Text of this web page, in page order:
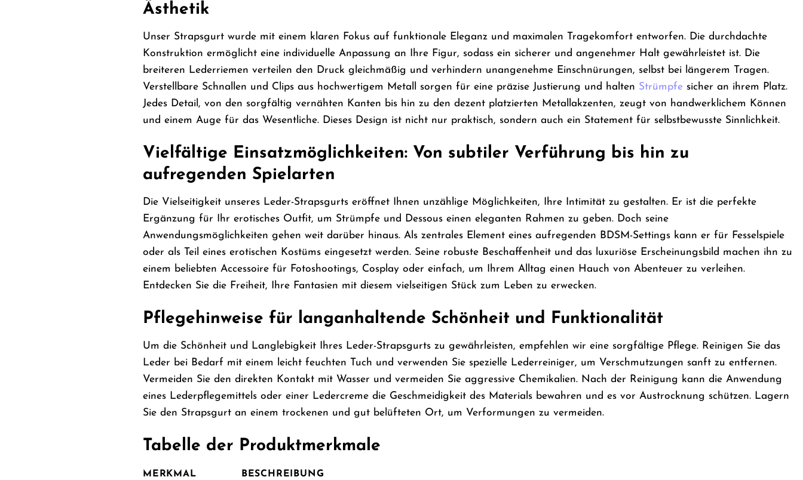
Ästhetik
Unser Strapsgurt wurde mit einem klaren Fokus auf funktionale Eleganz und maximalen Tragekomfort entworfen. Die durchdachte
Konstruktion ermöglicht eine individuelle Anpassung an Ihre Figur, sodass ein sicherer und angenehmer Halt gewährleistet ist. Die
breiteren Lederriemen verteilen den Druck gleichmäßig und verhindern unangenehme Einschnürungen, selbst bei längerem Tragen.
Verstellbare Schnallen und Clips aus hochwertigem Metall sorgen für eine präzise Justierung und halten Strümpfe sicher an ihrem Platz.
Jedes Detail, von den sorgfältig vernähten Kanten bis hin zu den dezent platzierten Metallakzenten, zeugt von handwerklichem Können
und einem Auge für das Wesentliche. Dieses Design ist nicht nur praktisch, sondern auch ein Statement für selbstbewusste Sinnlichkeit.
Vielfältige Einsatzmöglichkeiten: Von subtiler Verführung bis hin zu
aufregenden Spielarten
Die Vielseitigkeit unseres Leder-Strapsgurts eröffnet Ihnen unzählige Möglichkeiten, Ihre Intimität zu gestalten. Er ist die perfekte
Ergänzung für Ihr erotisches Outfit, um Strümpfe und Dessous einen eleganten Rahmen zu geben. Doch seine
Anwendungsmöglichkeiten gehen weit darüber hinaus. Als zentrales Element eines aufregenden BDSM-Settings kann er für Fesselspiele
oder als Teil eines erotischen Kostüms eingesetzt werden. Seine robuste Beschaffenheit und das luxuriöse Erscheinungsbild machen ihn zu
einem beliebten Accessoire für Fotoshootings, Cosplay oder einfach, um Ihrem Alltag einen Hauch von Abenteuer zu verleihen.
Entdecken Sie die Freiheit, Ihre Fantasien mit diesem vielseitigen Stück zum Leben zu erwecken.
Pflegehinweise für langanhaltende Schönheit und Funktionalität
Um die Schönheit und Langlebigkeit Ihres Leder-Strapsgurts zu gewährleisten, empfehlen wir eine sorgfältige Pflege. Reinigen Sie das
Leder bei Bedarf mit einem leicht feuchten Tuch und verwenden Sie spezielle Lederreiniger, um Verschmutzungen sanft zu entfernen.
Vermeiden Sie den direkten Kontakt mit Wasser und vermeiden Sie aggressive Chemikalien. Nach der Reinigung kann die Anwendung
eines Lederpflegemittels oder einer Ledercreme die Geschmeidigkeit des Materials bewahren und es vor Austrocknung schützen. Lagern
Sie den Strapsgurt an einem trockenen und gut belüfteten Ort, um Verformungen zu vermeiden.
Tabelle der Produktmerkmale
MERKMAL BESCHREIBUNG